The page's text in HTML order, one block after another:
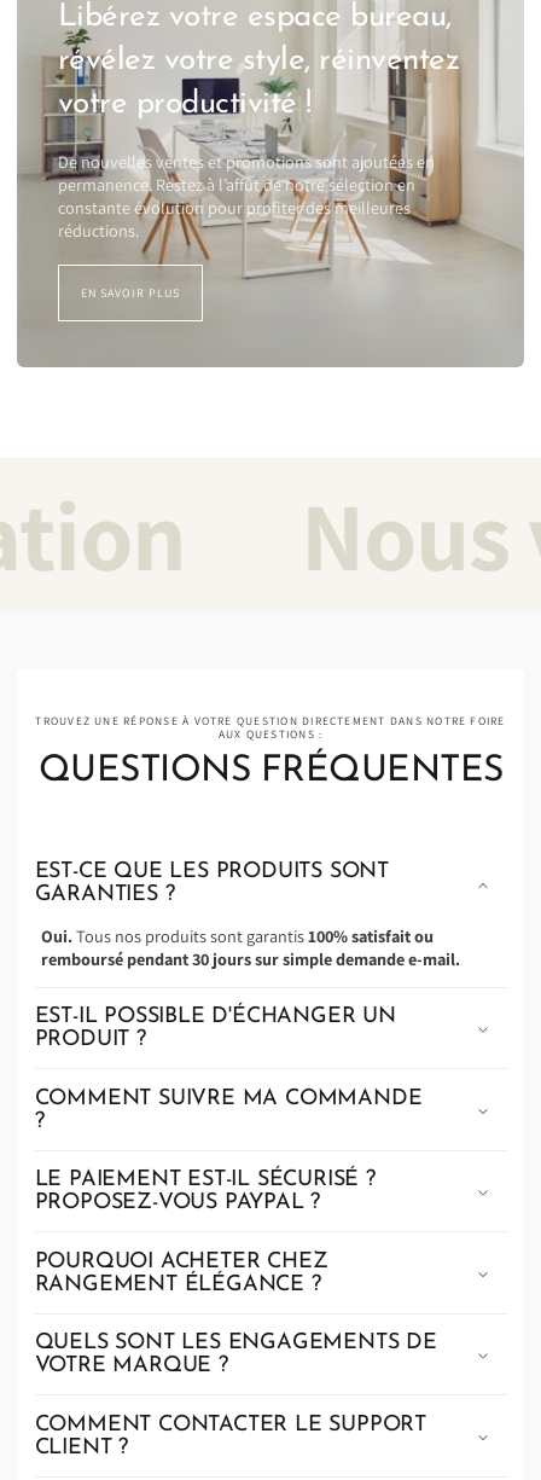
Libérez votre espace bureau,
révélez votre style, réinventez
votre productivité !
De nouvelles ventes et promotions sont ajoutées en
permanence. Restez à l’affût de notre sélection en
constante évolution pour profiter des meilleures
réductions.
EN SAVOIR PLUS
TROUVEZ UNE RÉPONSE À VOTRE QUESTION DIRECTEMENT DANS NOTRE FOIRE
AUX QUESTIONS :
QUESTIONS FRÉQUENTES
EST-CE QUE LES PRODUITS SONT
GARANTIES ?
Oui.Tous nos produits sont garantis100% satisfait ou
remboursé pendant 30 jours sur simple demande e-mail.
EST-IL POSSIBLE D'ÉCHANGER UN
PRODUIT ?
COMMENT SUIVRE MA COMMANDE
?
LE PAIEMENT EST-IL SÉCURISÉ ?
PROPOSEZ-VOUS PAYPAL ?
POURQUOI ACHETER CHEZ
RANGEMENT ÉLÉGANCE ?
QUELS SONT LES ENGAGEMENTS DE
VOTRE MARQUE ?
COMMENT CONTACTER LE SUPPORT
CLIENT ?